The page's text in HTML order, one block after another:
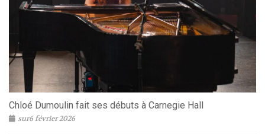
Chloé Dumoulin fait ses débuts à Carnegie Hall
sur6 février 2026